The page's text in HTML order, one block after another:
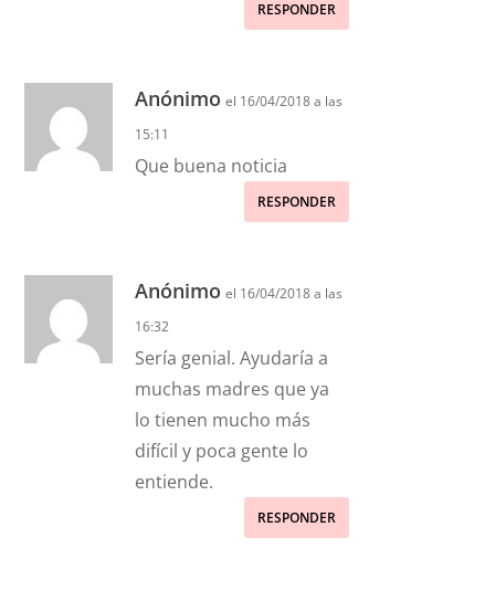
RESPONDER
Anónimo el 16/04/2018 a las
15:11
Que buena noticia
RESPONDER
Anónimo el 16/04/2018 a las
16:32
Sería genial. Ayudaría a
muchas madres que ya
lo tienen mucho más
difícil y poca gente lo
entiende.
RESPONDER